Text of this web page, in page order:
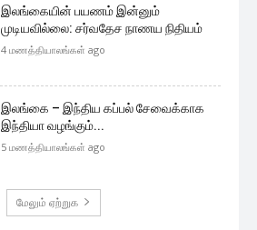
இலங்கையின் பயணம் இன்னும்
முடியவில்லை: சர்வதேச நாணய நிதியம்
4 மணத்தியாலங்கள் ago
இலங்கை – இந்திய கப்பல் சேவைக்காக
இந்தியா வழங்கும்...
5 மணத்தியாலங்கள் ago
மேலும் ஏற்றுக